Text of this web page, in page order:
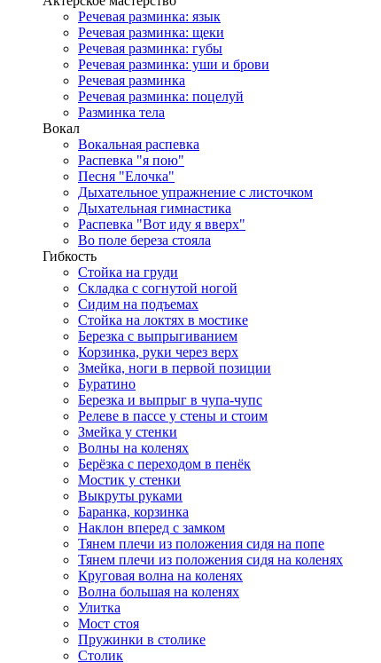
Речевая разминка: язык
Речевая разминка: щеки
Речевая разминка: губы
Речевая разминка: уши и брови
Речевая разминка
Речевая разминка: поцелуй
Разминка тела
Вокал
Вокальная распевка
Распевка "я пою"
Песня "Елочка"
Дыхательное упражнение с листочком
Дыхательная гимнастика
Распевка "Вот иду я вверх"
Во поле береза стояла
Гибкость
Стойка на груди
Складка с согнутой ногой
Сидим на подъемах
Стойка на локтях в мостике
Березка с выпрыгиванием
Корзинка, руки через верх
Змейка, ноги в первой позиции
Буратино
Березка и выпрыг в чупа-чупс
Релеве в пассе у стены и стоим
Змейка у стенки
Волны на коленях
Берёзка с переходом в пенёк
Мостик у стенки
Выкруты руками
Баранка, корзинка
Наклон вперед с замком
Тянем плечи из положения сидя на попе
Тянем плечи из положения сидя на коленях
Круговая волна на коленях
Волна большая на коленях
Улитка
Мост стоя
Пружинки в столике
Столик